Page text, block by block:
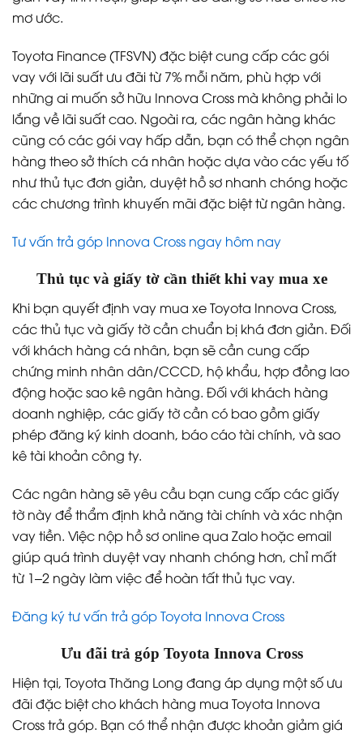
mơ ước.
Toyota Finance (TFSVN) đặc biệt cung cấp các gói
vay với lãi suất ưu đãi từ 7% mỗi năm, phù hợp với
những ai muốn sở hữu Innova Cross mà không phải lo
lắng về lãi suất cao. Ngoài ra, các ngân hàng khác
cũng có các gói vay hấp dẫn, bạn có thể chọn ngân
hàng theo sở thích cá nhân hoặc dựa vào các yếu tố
như thủ tục đơn giản, duyệt hồ sơ nhanh chóng hoặc
các chương trình khuyến mãi đặc biệt từ ngân hàng.
Tư vấn trả góp Innova Cross ngay hôm nay
Thủ tục và giấy tờ cần thiết khi vay mua xe
Khi bạn quyết định vay mua xe Toyota Innova Cross,
các thủ tục và giấy tờ cần chuẩn bị khá đơn giản. Đối
với khách hàng cá nhân, bạn sẽ cần cung cấp
chứng minh nhân dân/CCCD, hộ khẩu, hợp đồng lao
động hoặc sao kê ngân hàng. Đối với khách hàng
doanh nghiệp, các giấy tờ cần có bao gồm giấy
phép đăng ký kinh doanh, báo cáo tài chính, và sao
kê tài khoản công ty.
Các ngân hàng sẽ yêu cầu bạn cung cấp các giấy
tờ này để thẩm định khả năng tài chính và xác nhận
vay tiền. Việc nộp hồ sơ online qua Zalo hoặc email
giúp quá trình duyệt vay nhanh chóng hơn, chỉ mất
từ 1–2 ngày làm việc để hoàn tất thủ tục vay.
Đăng ký tư vấn trả góp Toyota Innova Cross
Ưu đãi trả góp Toyota Innova Cross
Hiện tại, Toyota Thăng Long đang áp dụng một số ưu
đãi đặc biệt cho khách hàng mua Toyota Innova
Cross trả góp. Bạn có thể nhận được khoản giảm giá